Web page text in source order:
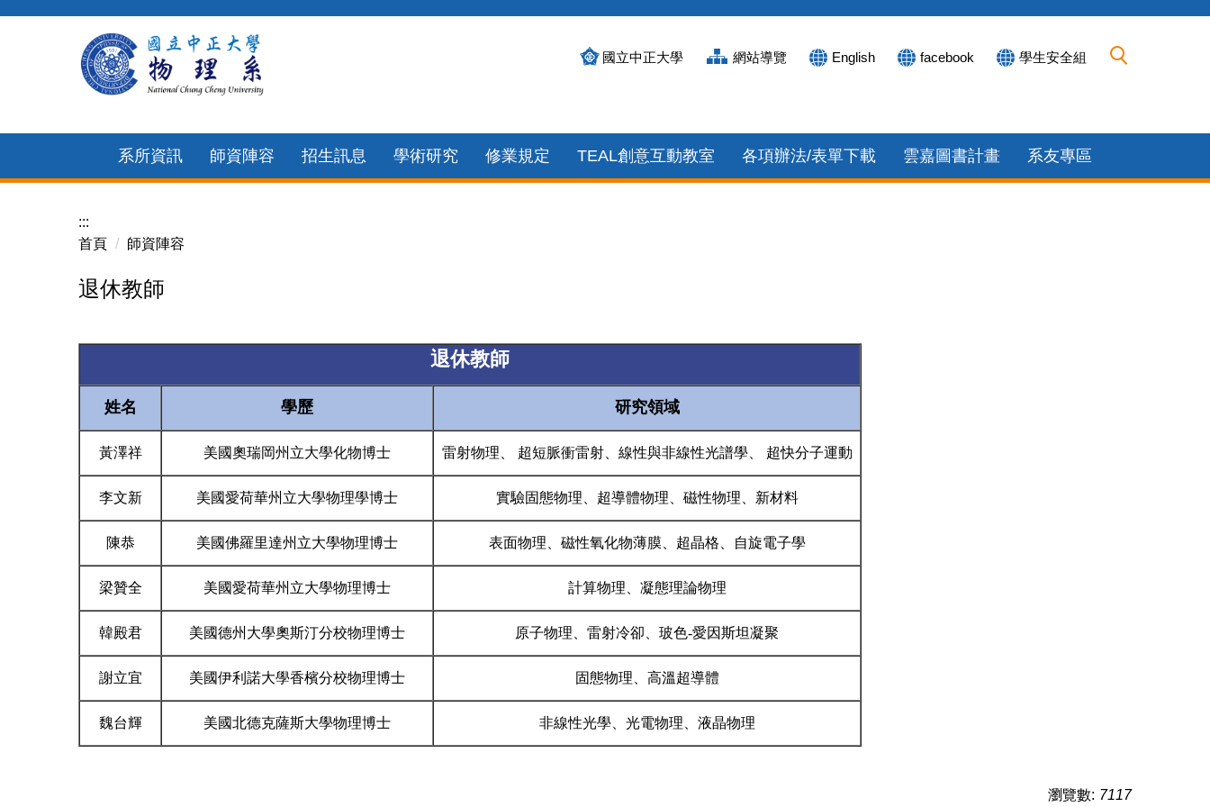
容
國立中正大學 網站導覽 English facebook 學生安全組
系所資訊 師資陣容 招生訊息 學術研究 修業規定 TEAL創意互動教室 各項辦法/表單下載 雲嘉圖書計畫 系友專區
:::
首頁
師資陣容
退休教師
退休教師
姓名 學歷 研究領域
黃澤祥 美國奧瑞岡州立大學化物博士 雷射物理、 超短脈衝雷射、線性與非線性光譜學、 超快分子運動
李文新 美國愛荷華州立大學物理學博士 實驗固態物理、超導體物理、磁性物理、新材料
陳恭 美國佛羅里達州立大學物理博士 表面物理、磁性氧化物薄膜、超晶格、自旋電子學
梁贊全 美國愛荷華州立大學物理博士 計算物理、凝態理論物理
韓殿君 美國德州大學奧斯汀分校物理博士 原子物理、雷射冷卻、玻色-愛因斯坦凝聚
謝立宜 美國伊利諾大學香檳分校物理博士 固態物理、高溫超導體
魏台輝 美國北德克薩斯大學物理博士 非線性光學、光電物理、液晶物理
瀏覽數: 7117